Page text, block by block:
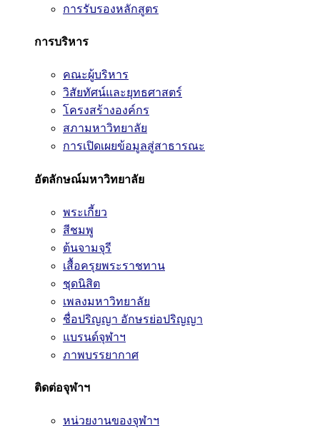
การรับรองหลักสูตร
การบริหาร
คณะผู้บริหาร
วิสัยทัศน์และยุทธศาสตร์
โครงสร้างองค์กร
สภามหาวิทยาลัย
การเปิดเผยข้อมูลสู่สาธารณะ
อัตลักษณ์มหาวิทยาลัย
พระเกี้ยว
สีชมพู
ต้นจามจุรี
เสื้อครุยพระราชทาน
ชุดนิสิต
เพลงมหาวิทยาลัย
ชื่อปริญญา อักษรย่อปริญญา
แบรนด์จุฬาฯ
ภาพบรรยากาศ
ติดต่อจุฬาฯ
หน่วยงานของจุฬาฯ